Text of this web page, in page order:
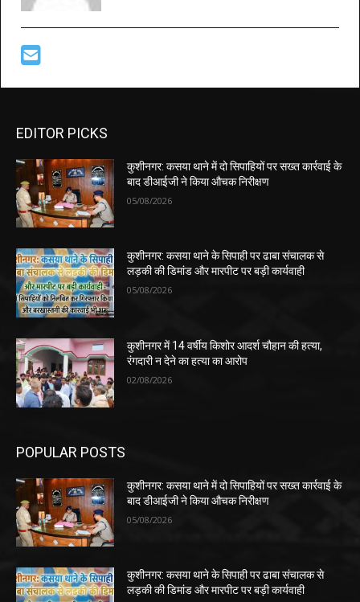
EDITOR PICKS
कुशीनगर: कसया थाने में दो सिपाहियों पर सख्त कार्रवाई के
बाद डीआईजी ने किया औचक निरीक्षण
05/08/2026
कुशीनगर: कसया थाने के सिपाही पर ढाबा संचालक से
लड़की की डिमांड और मारपीट पर बड़ी कार्यवाही
05/08/2026
कुशीनगर में 14 वर्षीय किशोर आदर्श चौहान की हत्या,
रंगदारी न देने का हत्या का आरोप
02/08/2026
POPULAR POSTS
कुशीनगर: कसया थाने में दो सिपाहियों पर सख्त कार्रवाई के
बाद डीआईजी ने किया औचक निरीक्षण
05/08/2026
कुशीनगर: कसया थाने के सिपाही पर ढाबा संचालक से
लड़की की डिमांड और मारपीट पर बड़ी कार्यवाही